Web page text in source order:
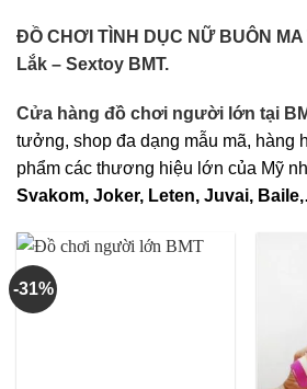
ĐỒ CHƠI TÌNH DỤC NỮ BUÔN
Lắk – Sextoy BMT.
Cửa hàng đồ chơi người lớn tại
tưởng, shop đa dạng mẫu mã, hàng
phẩm các thương hiệu lớn của Mỹ
Svakom, Joker, Leten, Juvai,
-31%